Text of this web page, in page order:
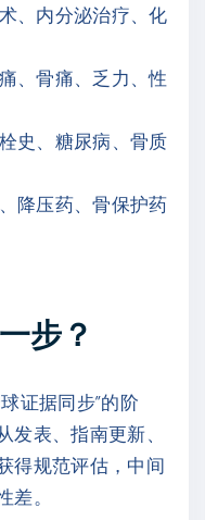
、内分泌治疗、化
、骨痛、乏力、性
史、糖尿病、骨质
降压药、骨保护药
步？
证据同步”的阶
发表、指南更新、
得规范评估，中间
差。